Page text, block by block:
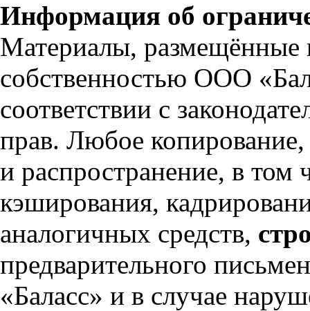
Информация об
Материалы, размещённые
собственностью ООО
соответствии с
прав. Любое копирование,
и распространение, в том
кэширования,
аналогичных средств,
предварительного
«Баласс» и в случае